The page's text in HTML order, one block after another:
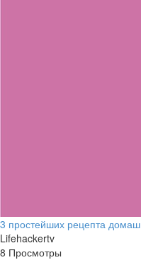
3 простейших рецепта
Lifehackertv
8 Просмотры